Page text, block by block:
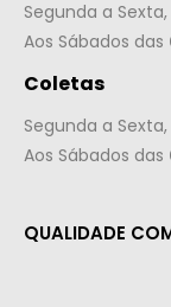
Segunda a
Aos Sábados das
Coletas
Segunda a
Aos Sábados das
QUALIDADE